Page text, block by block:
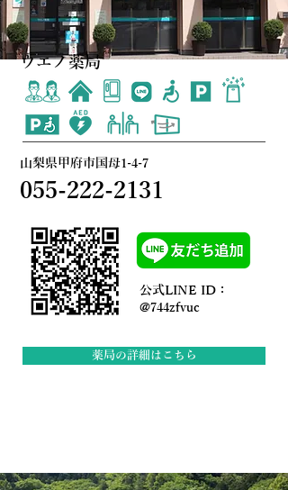
ウエノ薬局
山梨県甲府市国母1-4-7
055-222-2131
公式LINE ID：
@744zfvuc
薬局の詳細はこちら